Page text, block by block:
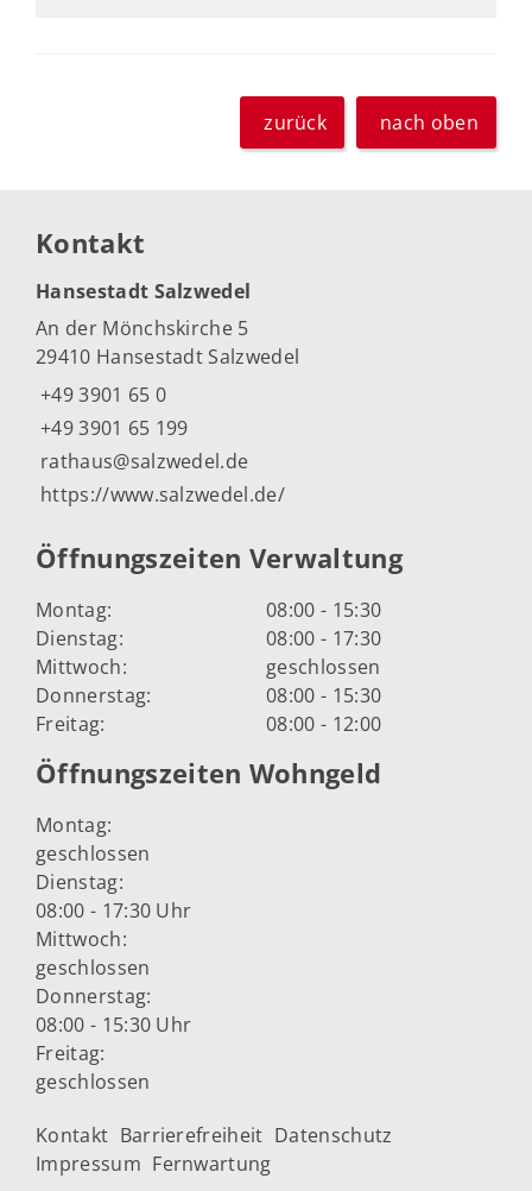
zurück nach oben
Kontakt
Hansestadt Salzwedel
An der Mönchskirche 5
29410 Hansestadt Salzwedel
+49 3901 65 0
+49 3901 65 199
rathaus@salzwedel.de
https://www.salzwedel.de/
Öffnungszeiten Verwaltung
Montag:
08:00 - 15:30
Dienstag:
08:00 - 17:30
Mittwoch:
geschlossen
Donnerstag:
08:00 - 15:30
Freitag:
08:00 - 12:00
Öffnungszeiten Wohngeld
Montag:
geschlossen
Dienstag:
08:00 - 17:30 Uhr
Mittwoch:
geschlossen
Donnerstag:
08:00 - 15:30 Uhr
Freitag:
geschlossen
Kontakt Barrierefreiheit Datenschutz
Impressum Fernwartung